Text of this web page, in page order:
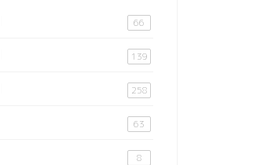
66
139
258
63
8